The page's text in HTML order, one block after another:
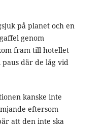
på planet och en
genom
fram till hotellet
där de låg vid
kanske inte
eftersom
att den inte ska